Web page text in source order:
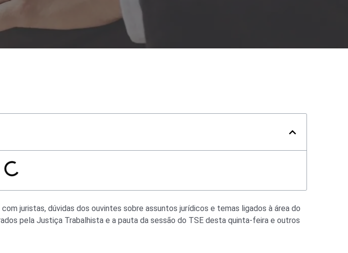
juristas, dúvidas dos ouvintes sobre assuntos jurídicos e temas ligados à área do
pela Justiça Trabalhista e a pauta da sessão do TSE desta quinta-feira e outros